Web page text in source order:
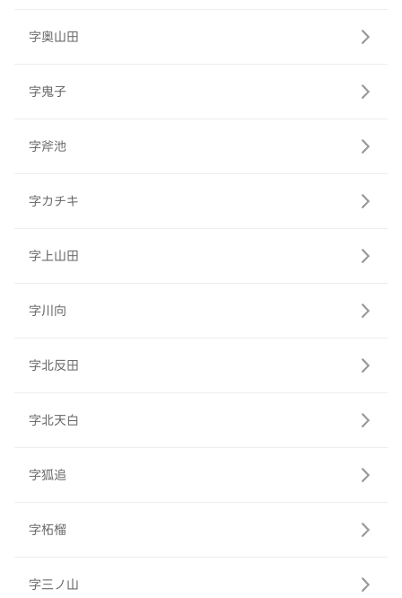
字奥山田
字鬼子
字斧池
字カチキ
字上山田
字川向
字北反田
字北天白
字狐追
字柘榴
字三ノ山